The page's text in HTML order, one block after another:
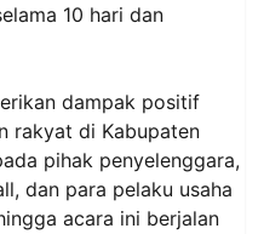
10 hari dan
dampak positif
rakyat di Kabupaten
pihak penyelenggara,
dan para pelaku usaha
acara ini berjalan